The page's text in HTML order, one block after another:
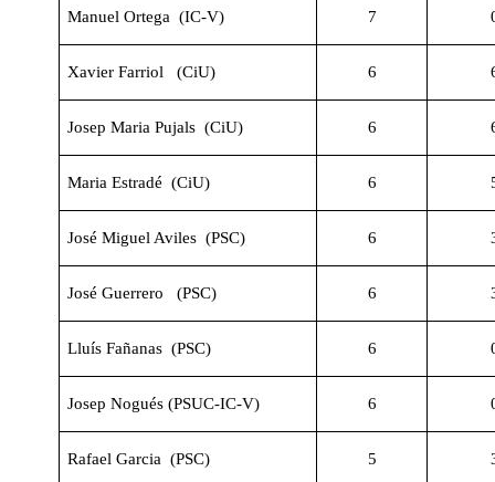
Manuel Ortega (IC-V) 7
Xavier Farriol (CiU) 6
Josep Maria Pujals (CiU) 6
Maria Estradé (CiU) 6
José Miguel Aviles (PSC) 6
José Guerrero (PSC) 6
Lluís Fañanas (PSC) 6
Josep Nogués (PSUC-IC-V) 6
Rafael Garcia (PSC) 5